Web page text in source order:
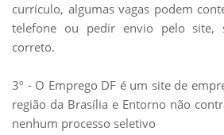
currículo, algumas vagas podem
telefone ou pedir envio pelo site,
correto.
3º - O Emprego DF é um site de
região da Brasília e Entorno não
nenhum processo seletivo